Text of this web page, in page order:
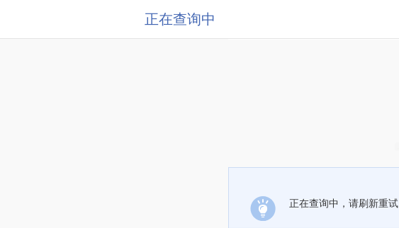
正在查询中
正在查询中，请刷新重试